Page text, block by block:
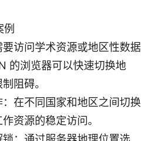
访问学术资源或地区性数据
的浏览器可以快速切换地
阻碍。
在不同国家和地区之间切换
资源的稳定访问。